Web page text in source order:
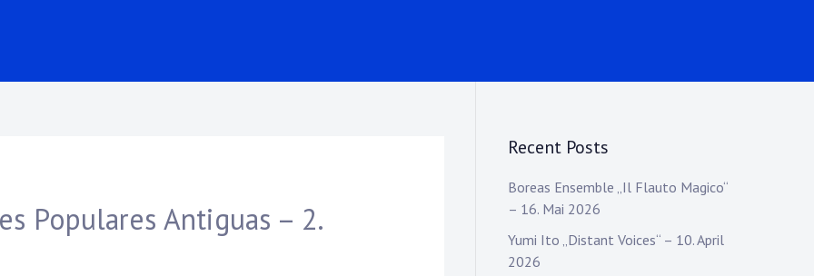
Populares Antiguas – 2.
Recent Posts
Boreas Ensemble „Il Flauto Magico“
– 16. Mai 2026
Yumi Ito „Distant Voices“ – 10. April
2026